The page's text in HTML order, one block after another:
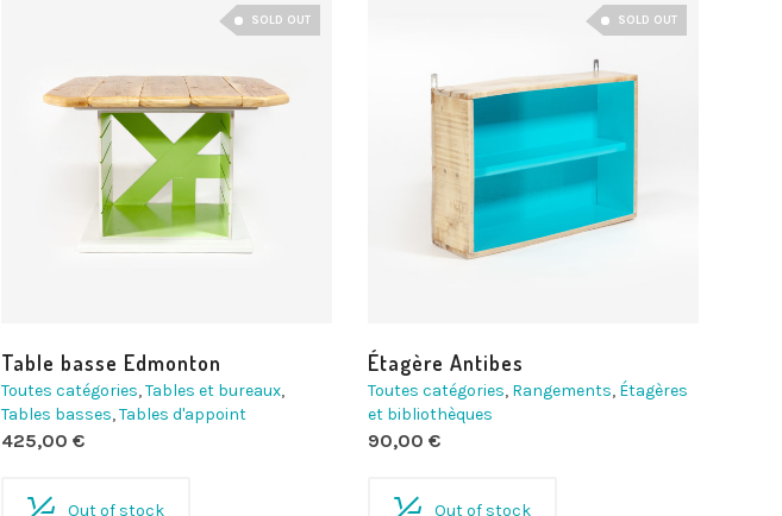
SOLD OUT
Table basse Edmonton
Toutes catégories,Tables et bureaux,
Tables basses,Tables d'appoint
425,00 €
Out of stock
SOLD OUT
Étagère Antibes
Toutes catégories, Rangements, Étagères
et bibliothèques
90,00 €
Out of stock